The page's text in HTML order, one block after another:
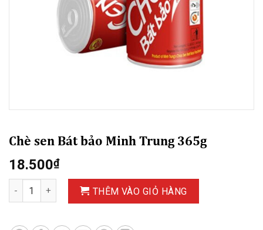
Chè sen Bát bảo Minh Trung 365g
18.500₫
Chè sen Bát bảo Minh Trung 365g số lượng
THÊM VÀO GIỎ HÀNG